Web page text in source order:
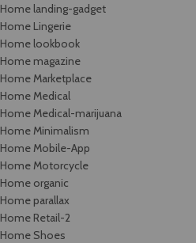
Home landing-gadget
Home Lingerie
Home lookbook
Home magazine
Home Marketplace
Home Medical
Home Medical-marijuana
Home Minimalism
Home Mobile-App
Home Motorcycle
Home organic
Home parallax
Home Retail-2
Home Shoes